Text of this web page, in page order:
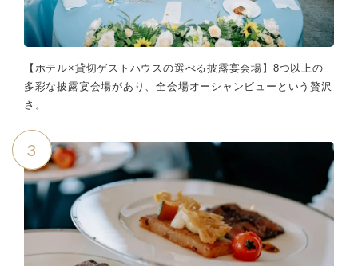
【ホテル×貸切ゲストハウスの選べる披露宴会場】8つ以上の
多彩な披露宴会場があり、全会場オーシャンビューという贅沢
さ。
3